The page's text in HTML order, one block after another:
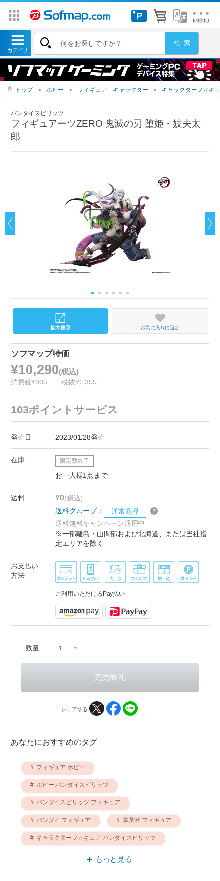
トップ ＞ ホビー ＞ フィギュア・キャラクター ＞ キャラクターフィギ
バンダイスピリッツ
フィギュアーツZERO 鬼滅の刃 堕姫・妓夫太
郎
お気に入りに追加
ソフマップ特価
¥10,290(税込)
消費税¥935 税抜¥9,355
103ポイントサービス
発売日 2023/01/28発売
在庫 限定数終了
お一人様1点まで
送料 ¥0(税込)
送料グループ：
通常商品
送料無料キャンペーン適用中
※一部離島・山間部および北海道、または当社指
定エリアを除く
お支払い
方法
ご利用いただけるPay払い
数量
シェアする
あなたにおすすめのタグ
フィギュア ホビー
ホビー バンダイスピリッツ
バンダイスピリッツ フィギュア
バンダイ フィギュア 集英社 フィギュア
キャラクターフィギュア バンダイスピリッツ
もっと見る